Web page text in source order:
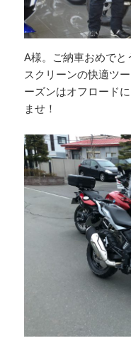
A様。ご納車おめで
スクリーンの快適ツ
ーズンはオフロード
ませ！